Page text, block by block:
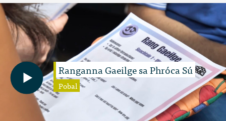
Ranganna Gaeilge sa Phróca Sú
Pobal